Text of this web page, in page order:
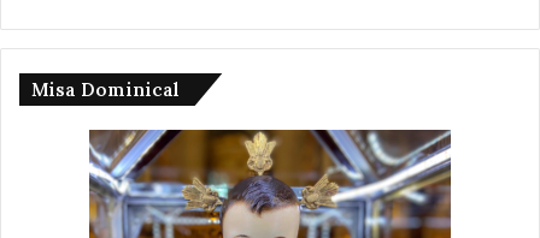
Misa Dominical